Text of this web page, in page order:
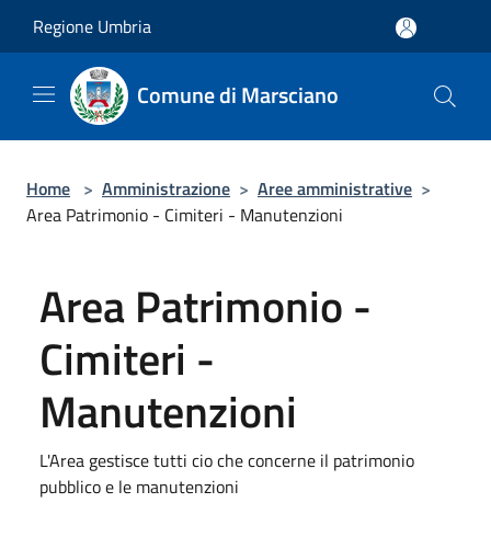
Regione Umbria
Comune di Marsciano
Home > Amministrazione > Aree amministrative >
Area Patrimonio - Cimiteri - Manutenzioni
Area Patrimonio -
Cimiteri -
Manutenzioni
L'Area gestisce tutti cio che concerne il patrimonio
pubblico e le manutenzioni